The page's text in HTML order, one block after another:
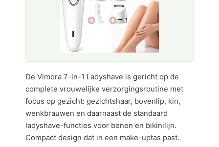
De Vimora 7-in-1 Ladyshave is gericht op de
complete vrouwelijke verzorgingsroutine met
focus op gezicht: gezichtshaar, bovenlip, kin,
wenkbrauwen en daarnaast de standaard
ladyshave-functies voor benen en bikinilijn.
Compact design dat in een make-uptas past.